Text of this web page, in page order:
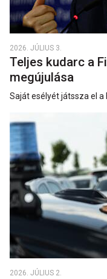
2026. JÚLIUS 3.
Teljes kudarc a
megújulása
Saját esélyét játssza el a
2026. JÚLIUS 2.